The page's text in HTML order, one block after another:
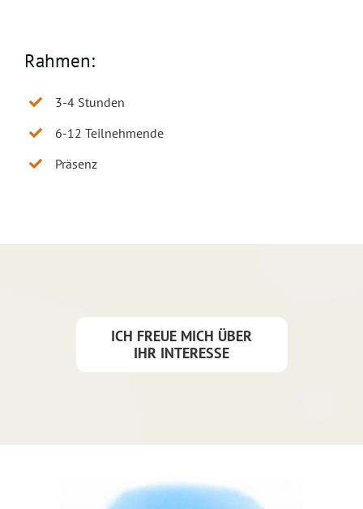
Rahmen:
3-4 Stunden
6-12 Teilnehmende
Präsenz
ICH FREUE MICH ÜBER
IHR INTERESSE